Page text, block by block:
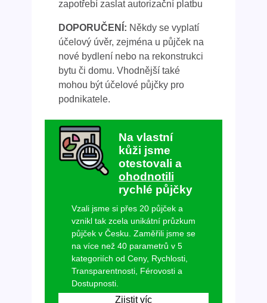
zapotřebí zaslat autorizační platbu
DOPORUČENÍ: Někdy se vyplatí
účelový úvěr, zejména u půjček na
nové bydlení nebo na rekonstrukci
bytu či domu. Vhodnější také
mohou být účelové půjčky pro
podnikatele.
Na vlastní
kůži jsme
otestovali a
ohodnotili
rychlé půjčky
Vzali jsme si přes 20 půjček a
vznikl tak zcela unikátní průzkum
půjček v Česku. Zaměřili jsme se
na více než 40 parametrů v 5
kategoriích od Ceny, Rychlosti,
Transparentnosti, Férovosti a
Dostupnosti.
Zjistit víc